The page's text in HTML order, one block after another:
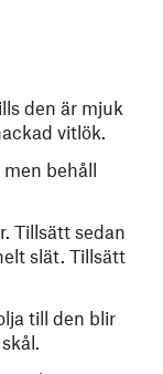
den är mjuk
vitlök.
behåll
Tillsätt sedan
slät. Tillsätt
till den blir